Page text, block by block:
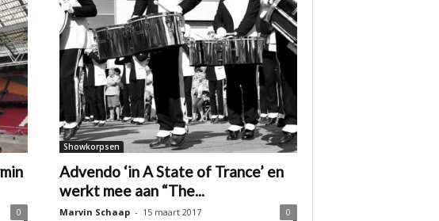
0
Showkorpsen
Advendo ‘in A State of Trance’ en
werkt mee aan “The...
Marvin Schaap - 15 maart 2017 0